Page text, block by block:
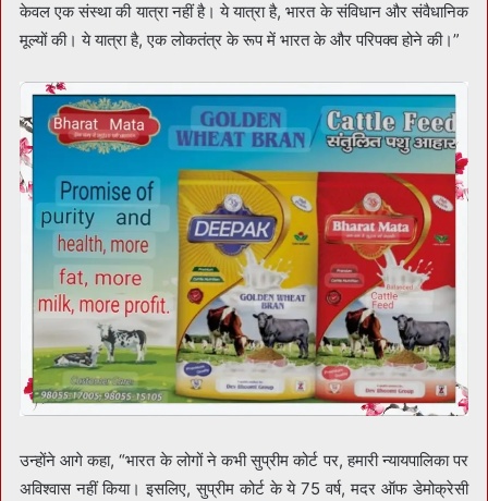
केवल एक संस्था की यात्रा नहीं है। ये यात्रा है, भारत के संविधान और संवैधानिक
मूल्यों की। ये यात्रा है, एक लोकतंत्र के रूप में भारत के और परिपक्व होने की।”
उन्होंने आगे कहा, “भारत के लोगों ने कभी सुप्रीम कोर्ट पर, हमारी न्यायपालिका पर
अविश्वास नहीं किया। इसलिए, सुप्रीम कोर्ट के ये 75 वर्ष, मदर ऑफ डेमोक्रेसी